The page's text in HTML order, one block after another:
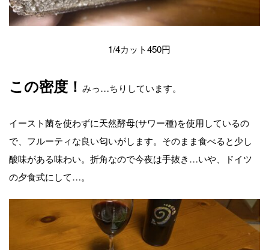
1/4カット450円
この密度！ みっ…ちりしています。
イースト菌を使わずに天然酵母(サワー種)を使用しているの
で、フルーティな良い匂いがします。そのまま食べると少し
酸味がある味わい。折角なので今夜は手抜き…いや、ドイツ
の夕食式にして…。